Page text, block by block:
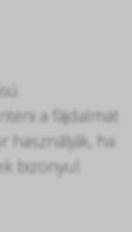
a fájdalmat
használják, ha
bizonyul.